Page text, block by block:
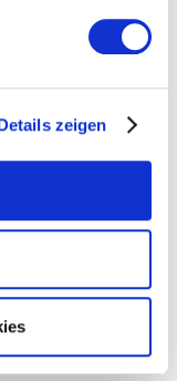
zeigen